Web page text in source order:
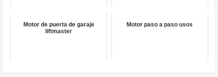
Motor de puerta de garaje
liftmaster
Motor paso a paso usos